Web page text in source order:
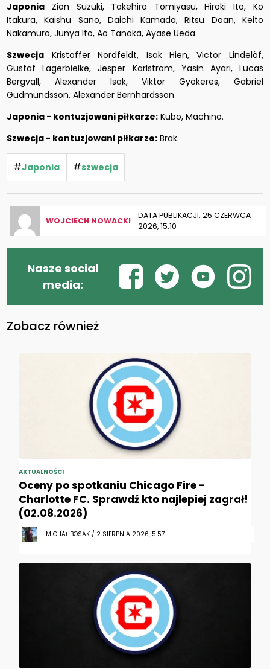
Japonia Zion Suzuki, Takehiro Tomiyasu, Hiroki Ito, Ko
Itakura, Kaishu Sano, Daichi Kamada, Ritsu Doan, Keito
Nakamura, Junya Ito, Ao Tanaka, Ayase Ueda.
Szwecja Kristoffer Nordfeldt, Isak Hien, Victor Lindelöf,
Gustaf Lagerbielke, Jesper Karlström, Yasin Ayari, Lucas
Bergvall, Alexander Isak, Viktor Gyökeres, Gabriel
Gudmundsson, Alexander Bernhardsson.
Japonia - kontuzjowani piłkarze: Kubo, Machino.
Szwecja - kontuzjowani piłkarze: Brak.
#Japonia #szwecja
WOJCIECH NOWACKI
DATA PUBLIKACJI: 25 CZERWCA
2026, 15:10
Nasze social
media:
Zobacz również
AKTUALNOŚCI
Oceny po spotkaniu Chicago Fire -
Charlotte FC. Sprawdź kto najlepiej zagrał!
(02.08.2026)
MICHAŁ BOSAK / 2 SIERPNIA 2026, 5:57